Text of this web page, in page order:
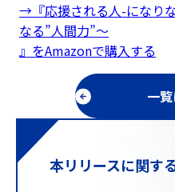
→『応援される人-になり
なる”人間力”〜
』をAmazonで購入する
一
本リリースに関す